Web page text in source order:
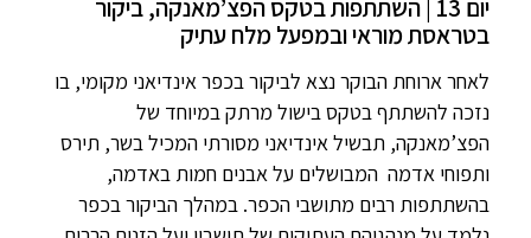
יום 13 | השתתפות בטקס הפצ’מאנקה, ביקור
בטראסת מוראי ובמפעל מלח עתיק
לאחר ארוחת הבוקר נצא לביקור בכפר אינדיאני מקומי, בו
נזכה להשתתף בטקס בישול מרתק במיוחד של
הפצ’מאנקה, תבשיל אינדיאני מסורתי המכיל בשר, תירס
ותפוחי אדמה המבושלים על אבנים חמות באדמה,
בהשתתפות רבים מתושבי הכפר. במהלך הביקור בכפר